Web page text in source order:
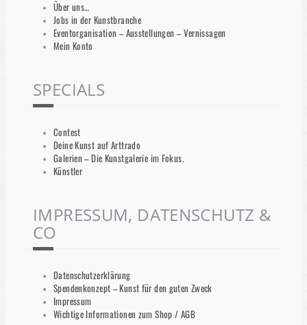
Über uns…
Jobs in der Kunstbranche
Eventorganisation – Ausstellungen – Vernissagen
Mein Konto
SPECIALS
Contest
Deine Kunst auf Arttrado
Galerien – Die Kunstgalerie im Fokus.
Künstler
IMPRESSUM, DATENSCHUTZ &
CO
Datenschutzerklärung
Spendenkonzept – Kunst für den guten Zweck
Impressum
Wichtige Informationen zum Shop / AGB